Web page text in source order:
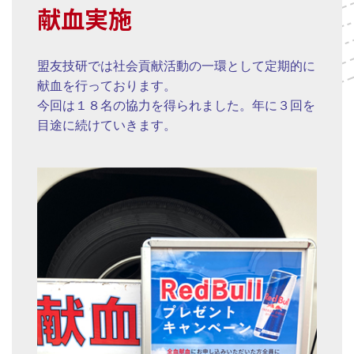
献血実施
盟友技研では社会貢献活動の一環として定期的に
献血を行っております。
今回は１８名の協力を得られました。年に３回を
目途に続けていきます。